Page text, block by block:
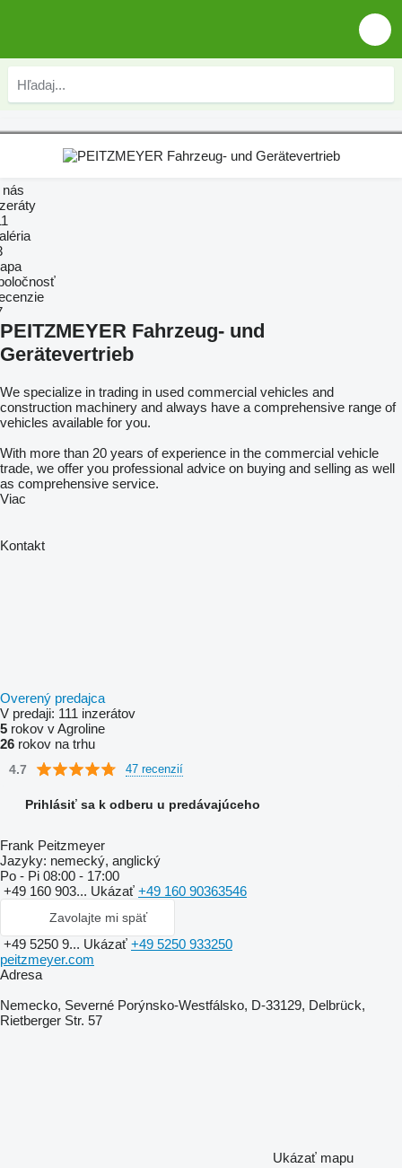
PEITZMEYER Fahrzeug- und
Gerätevertrieb
We specialize in trading in used commercial vehicles and
construction machinery and always have a comprehensive range of
vehicles available for you.
With more than 20 years of experience in the commercial vehicle
trade, we offer you professional advice on buying and selling as well
as comprehensive service.
Viac
Kontakt
Overený predajca
V predaji: 111 inzerátov
5 rokov v Agroline
26 rokov na trhu
4.7 47 recenzií
Prihlásiť sa k odberu u predávajúceho
Frank Peitzmeyer
Jazyky: nemecký, anglický
Po - Pi 08:00 - 17:00
+49 160 903... Ukázať +49 160 90363546
Zavolajte mi späť
+49 5250 9... Ukázať +49 5250 933250
peitzmeyer.com
Adresa
Nemecko, Severné Porýnsko-Westfálsko, D-33129, Delbrück,
Rietberger Str. 57
Ukázať mapu